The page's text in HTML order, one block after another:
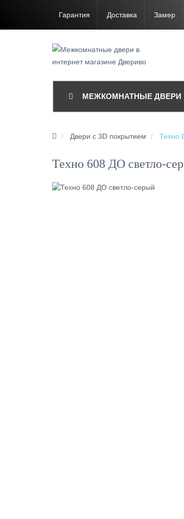
Гарантия Доставка Замер
МЕЖКОМНАТНЫЕ ДВЕРИ
Двери с 3D покрытием Техно
Техно 608 ДО светло-